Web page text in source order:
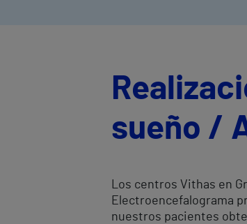
sueño /
Los centros Vithas en
Electroencefalograma
nuestros pacientes